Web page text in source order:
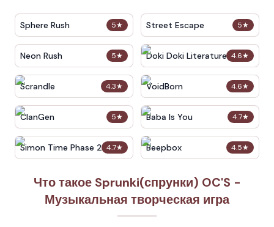
5★
Sphere Rush 5★
Street Escape
5★
Neon Rush 4.6★
Doki Doki Literature Club
4.3★
Scrandle 4.6★
VoidBorn
5★
ClanGen 4.7★
Baba Is You
4.7★
Simon Time Phase 2 4.5★
Beepbox
Что такое Sprunki(спрунки) OC'S -
Музыкальная творческая игра